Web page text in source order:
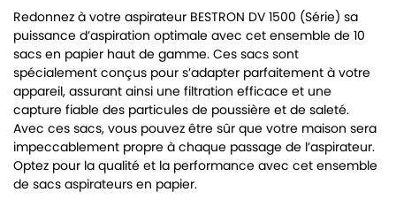
Redonnez à votre aspirateur BESTRON DV 1500 (Série) sa
puissance d’aspiration optimale avec cet ensemble de 10
sacs en papier haut de gamme. Ces sacs sont
spécialement conçus pour s’adapter parfaitement à votre
appareil, assurant ainsi une filtration efficace et une
capture fiable des particules de poussière et de saleté.
Avec ces sacs, vous pouvez être sûr que votre maison sera
impeccablement propre à chaque passage de l’aspirateur.
Optez pour la qualité et la performance avec cet ensemble
de sacs aspirateurs en papier.